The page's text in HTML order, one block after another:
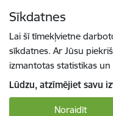
Sīkdatnes
Lai šī tīmekļvietne
sīkdatnes. Ar Jūsu
izmantotas statistikas
Lūdzu, atzīmējiet savu
Noraidīt